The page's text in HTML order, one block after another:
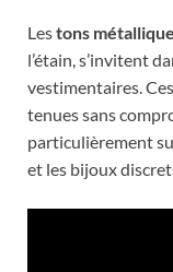
Lestons
l’étain, s’invitent
vestimentaires.
tenues sans
particulièrement
et les bijoux